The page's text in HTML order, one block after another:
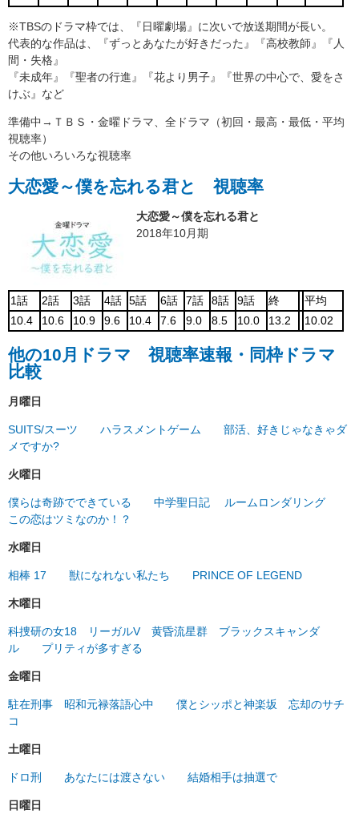
※TBSのドラマ枠では、『日曜劇場』に次いで放送期間が長い。
代表的な作品は、『ずっとあなたが好きだった』『高校教師』『人
間・失格』
『未成年』『聖者の行進』『花より男子』『世界の中心で、愛をさ
けぶ』など
準備中→ＴＢＳ・金曜ドラマ、全ドラマ（初回・最高・最低・平均
視聴率）
その他いろいろな視聴率
大恋愛～僕を忘れる君と 視聴率
大恋愛～僕を忘れる君と
2018年10月期
1話 2話 3話 4話 5話 6話 7話 8話 9話 終
平均
10.4
10.6 10.9 9.6 10.4 7.6 9.0 8.5 10.0 13.2 10.02
他の10月ドラマ 視聴率速報・同枠ドラマ
比較
月曜日
SUITS/スーツ ハラスメントゲーム
部活、好きじゃなきゃダ
メですか?
火曜日
僕らは奇跡でできている 中学聖日記
ルームロンダリング
この恋はツミなのか！？
水曜日
相棒 17 獣になれない私たち PRINCE OF LEGEND
木曜日
科捜研の女18 リーガルV 黄昏流星群
ブラックスキャンダ
ル
プリティが多すぎる
金曜日
駐在刑事 昭和元禄落語心中 僕とシッポと神楽坂
忘却のサチ
コ
土曜日
ドロ刑 あなたには渡さない 結婚相手は抽選で
日曜日